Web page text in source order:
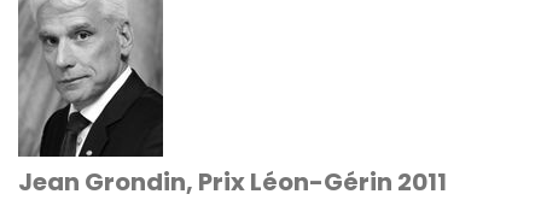
Jean Grondin, Prix Léon-Gérin 2011